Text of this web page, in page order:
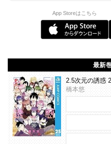
App Storeはこちら
最新
2.5次元の誘惑
橋本悠